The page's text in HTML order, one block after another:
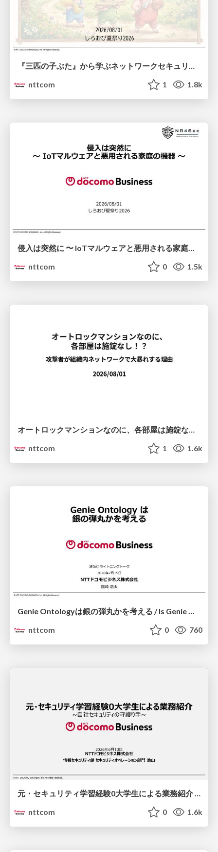
『三匹の子ぶた』から学ぶネットワークセキュリティの昔と今 / Network Security: Then and Now Through the Lens of The Three Little Pigs
nttcom
1 1.8k
nttcom
0 1.5k
オートロックマンションなのに、各部屋は施錠なし！？ 攻撃者が組織内ネットワークで大暴れする理由 / The Front Door Is Locked, but the Rooms Are Wide Open: Why Attackers Move Freely Inside Enterprise Networks
nttcom
1 1.6k
Genie Ontologyは銀の弾丸かを考える / Is Genie Ontology a Silver Bullet?
nttcom
0 760
元・セキュリティ学習経験0大学生による業務紹介 / An Introduction to the Job by a Former College Student with Zero Security Training Experience
nttcom
0 1.6k